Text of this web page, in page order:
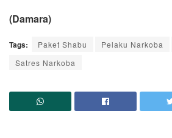
(Damara)
Tags: Paket Shabu Pelaku Narkoba
Satres Narkoba